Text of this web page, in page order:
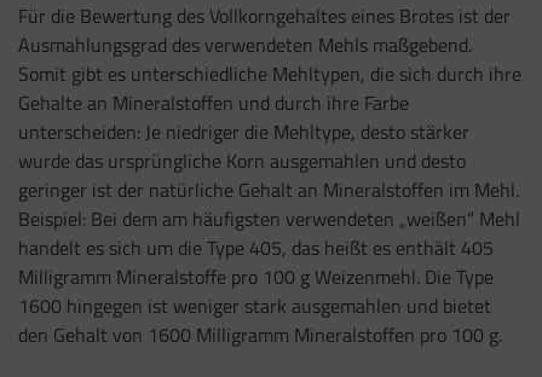
Für die Bewertung des Vollkorngehaltes eines Brotes ist der
Ausmahlungsgrad des verwendeten Mehls maßgebend.
Somit gibt es unterschiedliche Mehltypen, die sich durch ihre
Gehalte an Mineralstoffen und durch ihre Farbe
unterscheiden: Je niedriger die Mehltype, desto stärker
wurde das ursprüngliche Korn ausgemahlen und desto
geringer ist der natürliche Gehalt an Mineralstoffen im Mehl.
Beispiel: Bei dem am häufigsten verwendeten „weißen“ Mehl
handelt es sich um die Type 405, das heißt es enthält 405
Milligramm Mineralstoffe pro 100 g Weizenmehl. Die Type
1600 hingegen ist weniger stark ausgemahlen und bietet
den Gehalt von 1600 Milligramm Mineralstoffen pro 100 g.